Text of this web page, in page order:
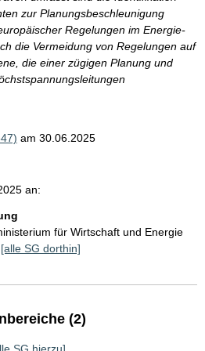
zur Planungsbeschleunigung
Regelungen im Energie-
die Vermeidung von Regelungen auf
die einer zügigen Planung und
am 30.06.2025
an:
für Wirtschaft und Energie
[alle SG dorthin]
(2)